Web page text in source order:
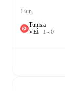
1 iun.
Tunisia
VEÎ 1 - 0